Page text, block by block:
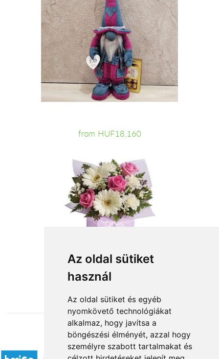
Az oldal sütiket
használ
Az oldal sütiket és egyéb
nyomkövető technológiákat
alkalmaz, hogy javítsa a
böngészési élményét, azzal hogy
személyre szabott tartalmakat és
from HUF18,160
from HUF23,200
Accepted payment methods